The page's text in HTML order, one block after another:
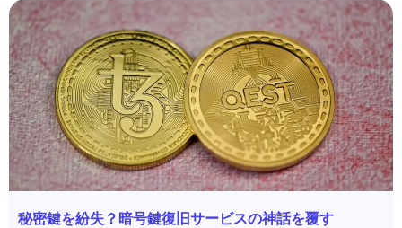
秘密鍵を紛失？暗号鍵復旧サービスの神話を覆す